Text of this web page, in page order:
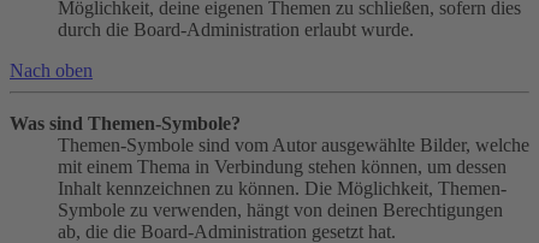
Möglichkeit, deine eigenen Themen zu schließen, sofern dies
durch die Board-Administration erlaubt wurde.
Nach oben
Was sind Themen-Symbole?
Themen-Symbole sind vom Autor ausgewählte Bilder, welche
mit einem Thema in Verbindung stehen können, um dessen
Inhalt kennzeichnen zu können. Die Möglichkeit, Themen-
Symbole zu verwenden, hängt von deinen Berechtigungen
ab, die die Board-Administration gesetzt hat.